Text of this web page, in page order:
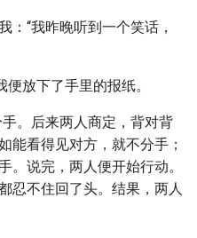
：“我昨晚听到一个笑话，
放下了手里的报纸。
。后来两人商定，背对背
能看得见对方，就不分手；
。说完，两人便开始行动。
忍不住回了头。结果，两人